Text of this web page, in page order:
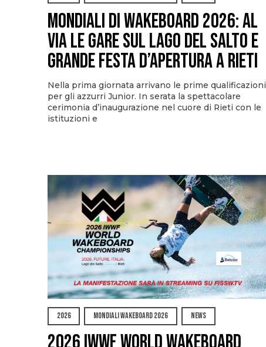
Mondiali di Wakeboard 2026: al
via le gare sul Lago del Salto e
grande festa d’apertura a Rieti
Nella prima giornata arrivano le prime qualificazioni
per gli azzurri Junior. In serata la spettacolare
cerimonia d’inaugurazione nel cuore di Rieti con le
istituzioni e
2026 MONDIALI WAKEBOARD 2026 NEWS